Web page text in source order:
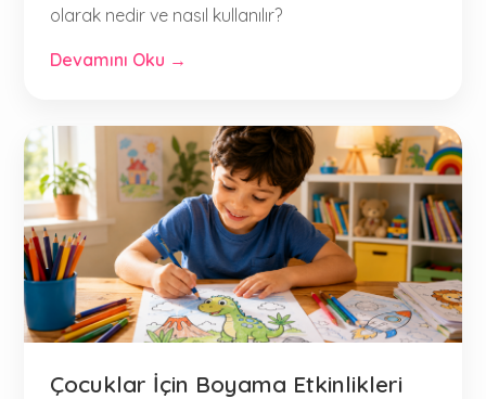
olarak nedir ve nasıl kullanılır?
Devamını Oku →
Çocuklar İçin Boyama Etkinlikleri